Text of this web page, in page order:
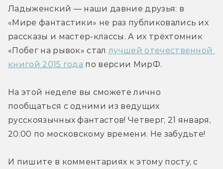
Ладыженский — наши давние друзья: в
«Мире фантастики» не раз публиковались их
рассказы и мастер-классы. А их трёхтомник
«Побег на рывок» стал лучшей отечественной
книгой 2015 года по версии МирФ.
На этой неделе вы сможете лично
пообщаться с одними из ведущих
русскоязычных фантастов! Четверг, 21 января,
20:00 по московскому времени. Не забудьте!
И пишите в комментариях к этому посту, с